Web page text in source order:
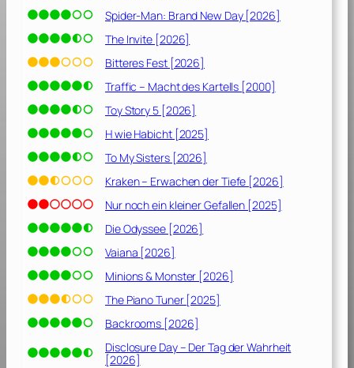
l
l
[
0
0
3
]
Spider-Man: Brand New Day [2026]
The Invite [2026]
Bitteres Fest [2026]
Traffic – Macht des Kartells [2000]
Toy Story 5 [2026]
H wie Habicht [2025]
To My Sisters [2026]
Kraken – Erwachen der Tiefe [2026]
Nur noch ein kleiner Gefallen [2025]
Die Odyssee [2026]
Vaiana [2026]
Minions & Monster [2026]
The Piano Tuner [2025]
Backrooms [2026]
Disclosure Day – Der Tag der Wahrheit
[2026]